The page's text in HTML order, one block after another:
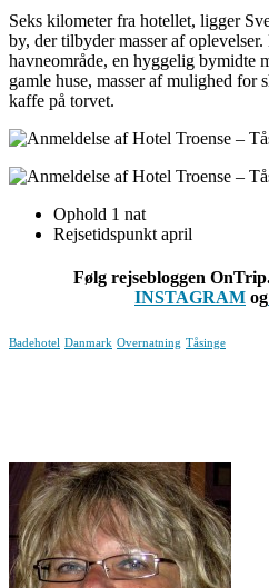
Seks kilometer fra hotellet, ligger
by, der tilbyder masser af
havneområde, en hyggelig bymidte
gamle huse, masser af mulighed for
kaffe på torvet.
Ophold 1 nat
Rejsetidspunkt april
Følg rejsebloggen
INSTAGRAM og
Badehotel Danmark Overnatning Tåsinge